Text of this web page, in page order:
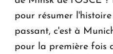
pour résumer
passant, c'est à
pour la première fois